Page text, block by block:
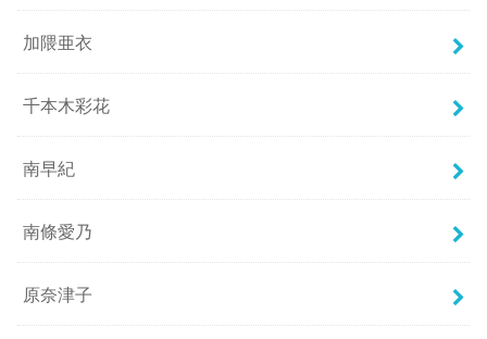
加隈亜衣
千本木彩花
南早紀
南條愛乃
原奈津子